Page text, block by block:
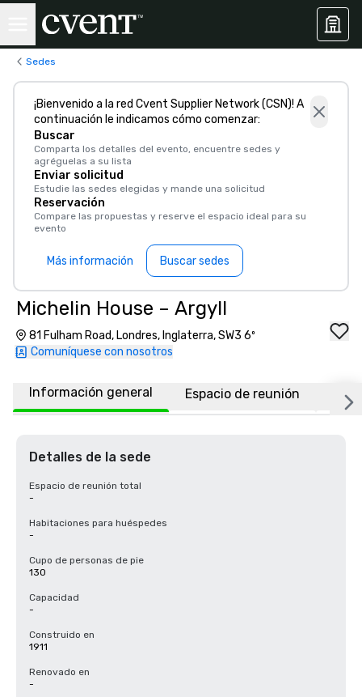
Sedes
¡Bienvenido a la red Cvent Supplier Network (CSN)! A
continuación le indicamos cómo comenzar:
Buscar
Comparta los detalles del evento, encuentre sedes y
agréguelas a su lista
Enviar solicitud
Estudie las sedes elegidas y mande una solicitud
Reservación
Compare las propuestas y reserve el espacio ideal para su
evento
Más información Buscar sedes
Michelin House – Argyll
81 Fulham Road, Londres, Inglaterra, SW3 6º
Comuníquese con nosotros
Información general Espacio de reunión
Detalles de la sede
Espacio de reunión total
-
Habitaciones para huéspedes
-
Cupo de personas de pie
130
Capacidad
-
Construido en
1911
Renovado en
-